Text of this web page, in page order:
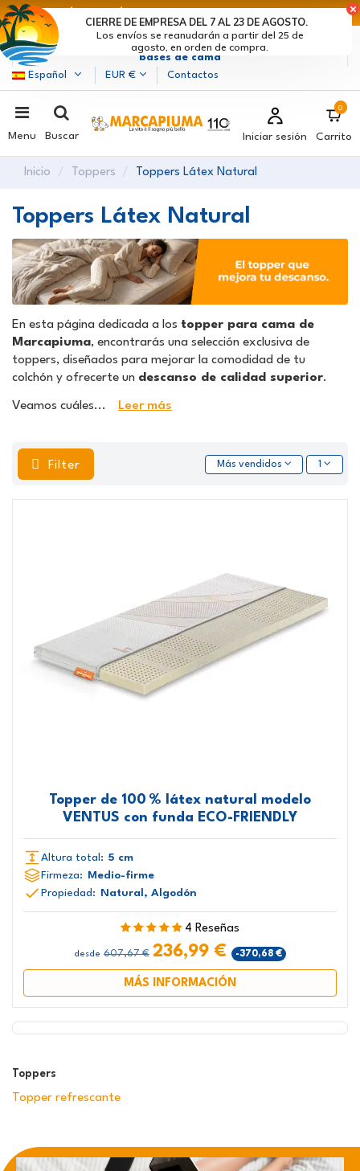
Marcapiuma| Fabricantes de colchones, almohadas y
bases de cama
Español
EUR € Contactos
Menu Buscar Iniciar sesión
0
Carrito
Inicio Toppers Toppers Látex Natural
Toppers Látex Natural
En esta página dedicada a los topper para cama de
Marcapiuma, encontrarás una selección exclusiva de
toppers, diseñados para mejorar la comodidad de tu
colchón y ofrecerte un descanso de calidad superior.
Veamos cuáles... Leer más
Filter Más vendidos 1
Topper de 100 % látex natural modelo
VENTUS con funda ECO-FRIENDLY
Altura total: 5 cm
Firmeza:
Medio-firme
Propiedad:
Natural, Algodón
4 Reseñas
desde 607,67 € 236,99 € -370,68 €
MÁS INFORMACIÓN
Toppers
Topper refrescante
Los envíos se reanudarán a partir del 25 de
agosto, en orden de compra.
CIERRE DE EMPRESA DEL 7 AL 23 DE AGOSTO.